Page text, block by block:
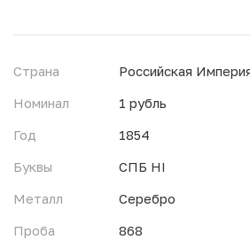
Страна
Российская
Номинал
1 рубль
Год
1854
Буквы
СПБ НI
Металл
Серебро
Проба
868